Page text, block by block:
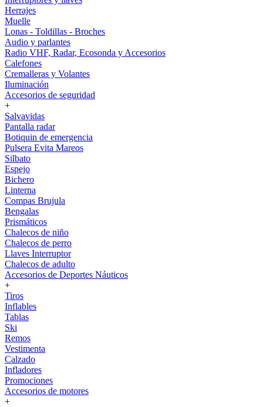
Herrajes
Muelle
Lonas - Toldillas - Broches
Audio y parlantes
Radio VHF, Radar, Ecosonda y Accesorios
Calefones
Cremalleras y Volantes
Iluminación
Accesorios de seguridad
+
Salvavidas
Pantalla radar
Botiquin de emergencia
Pulsera Evita Mareos
Silbato
Espejo
Bichero
Linterna
Compas Brujula
Bengalas
Prismáticos
Chalecos de niño
Chalecos de perro
Llaves Interruptor
Chalecos de adulto
Accesorios de Deportes Náuticos
+
Tiros
Inflables
Tablas
Ski
Remos
Vestimenta
Calzado
Infladores
Promociones
Accesorios de motores
+